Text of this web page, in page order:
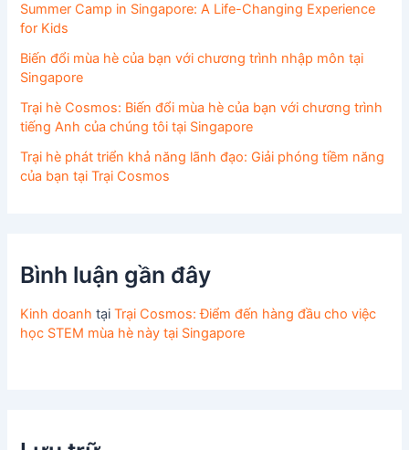
Summer Camp in Singapore: A Life-Changing Experience
for Kids
Biến đổi mùa hè của bạn với chương trình nhập môn tại
Singapore
Trại hè Cosmos: Biến đổi mùa hè của bạn với chương trình
tiếng Anh của chúng tôi tại Singapore
Trại hè phát triển khả năng lãnh đạo: Giải phóng tiềm năng
của bạn tại Trại Cosmos
Bình luận gần đây
Kinh doanh tạiTrại Cosmos: Điểm đến hàng đầu cho việc
học STEM mùa hè này tại Singapore